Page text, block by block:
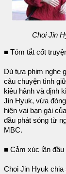
Choi Jin
■ Tóm tắt cốt
Dù tựa phim nghe
câu chuyện tình
kiêu hãnh và định
Jin Hyuk, vừa đóng
hiện vai bạn gái
đầu phát sóng từ
MBC.
■ Cảm xúc lần
Choi Jin Hyuk chia